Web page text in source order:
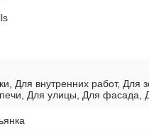
Для внутренних работ,
печи, Для улицы, Для фасада,